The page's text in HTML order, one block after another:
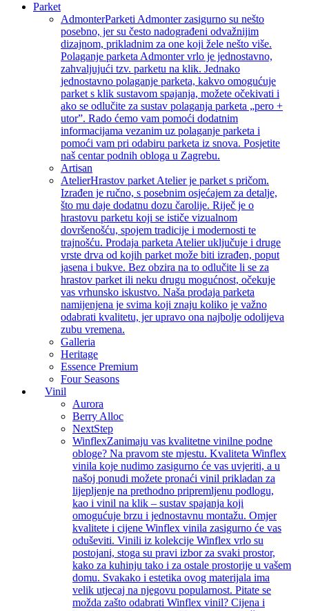
Parket
AdmonterParketi Admonter zasigurno su nešto
posebno, jer su često nadograđeni odvažnijim
dizajnom, prikladnim za one koji žele nešto više.
Polaganje parketa Admonter vrlo je jednostavno,
zahvaljujući tzv. parketu na klik. Jednako
jednostavno polaganje parketa, kakvo omogućuje
parket s klik sustavom spajanja, možete očekivati i
ako se odlučite za sustav polaganja parketa „pero +
utor”. Rado ćemo vam pomoći dodatnim
informacijama vezanim uz polaganje parketa i
pomoći vam pri odabiru parketa iz snova. Posjetite
naš centar podnih obloga u Zagrebu.
Artisan
AtelierHrastov parket Atelier je parket s pričom.
Izrađen je ručno, s posebnim osjećajem za detalje,
što mu daje dodatnu dozu čarolije. Riječ je o
hrastovu parketu koji se ističe vizualnom
dovršenošću, spojem tradicije i modernosti te
trajnošću. Prodaja parketa Atelier uključuje i druge
vrste drva od kojih parket može biti izrađen, poput
jasena i bukve. Bez obzira na to odlučite li se za
hrastov parket ili neku drugu mogućnost, očekuje
vas vrhunsko iskustvo. Naša prodaja parketa
namijenjena je svima koji znaju koliko je važno
odabrati kvalitetu, jer upravo ona najbolje odolijeva
zubu vremena.
Galleria
Heritage
Essence Premium
Four Seasons
Vinil
Aurora
Berry Alloc
NextStep
WinflexZanimaju vas kvalitetne vinilne podne
obloge? Na pravom ste mjestu. Kvaliteta Winflex
vinila koje nudimo zasigurno će vas uvjeriti, a u
našoj ponudi možete pronaći vinil prikladan za
lijepljenje na prethodno pripremljenu podlogu,
kao i vinil na klik – sustav spajanja koji
omogućuje brzu i jednostavnu montažu. Omjer
kvalitete i cijene Winflex vinila zasigurno će vas
oduševiti. Vinili iz kolekcije Winflex vrlo su
postojani, stoga su pravi izbor za svaki prostor,
kako za kuhinju tako i za ostale prostorije u vašem
domu. Svakako i estetika ovog materijala ima
velik utjecaj na njegovu popularnost. Pitate se
možda zašto odabrati Winflex vinil? Cijena i